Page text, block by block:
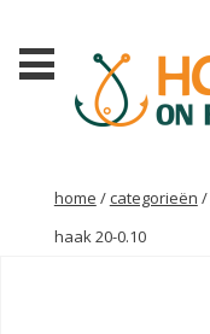
home / categorieën /
haak 20-0.10